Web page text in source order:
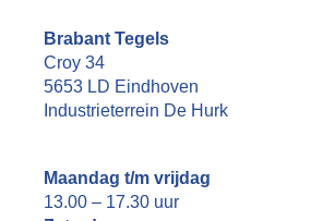
Brabant Tegels
Croy 34
5653 LD Eindhoven
Industrieterrein De Hurk
Maandag t/m vrijdag
13.00 – 17.30 uur